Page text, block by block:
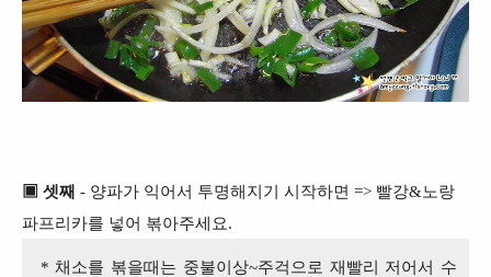
▣ 셋째 - 양파가 익어서 투명해지기 시작하면 => 빨강&노랑
파프리카를 넣어 볶아주세요.
* 채소를 볶을때는 중불이상~주걱으로 재빨리 저어서 수